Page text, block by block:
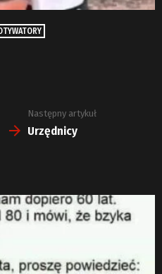
Następny artykuł
Urzędnicy